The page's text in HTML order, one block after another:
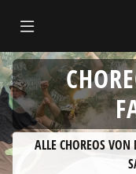
ALLE CHOREOS